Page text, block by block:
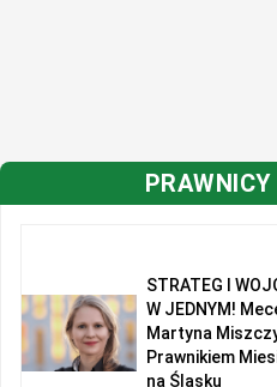
STRATEG I
W JEDNYM!
Martyna
Prawnikiem
na Śląsku